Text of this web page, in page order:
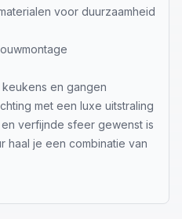
voor duurzaamheid
en gangen
met een luxe uitstraling
verfijnde sfeer gewenst is
haal je een combinatie van